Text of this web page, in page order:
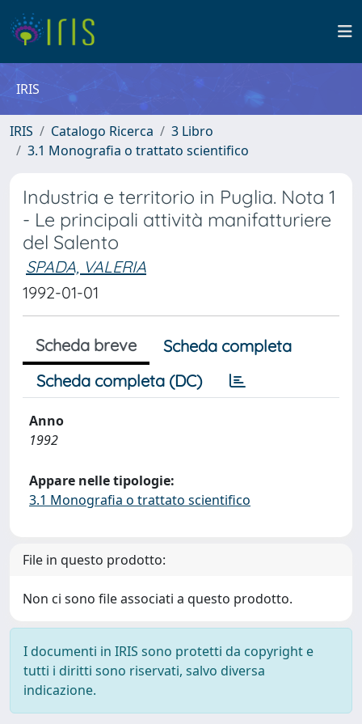
IRIS
IRIS Catalogo Ricerca
3 Libro
3.1 Monografia o trattato scientifico
Industria e territorio in Puglia. Nota 1
- Le principali attività manifatturiere
del Salento
SPADA, VALERIA
1992-01-01
Scheda breve
Scheda completa
Scheda completa (DC)
Anno
1992
Appare nelle tipologie:
3.1 Monografia o trattato scientifico
File in questo prodotto:
Non ci sono file associati a questo prodotto.
I documenti in IRIS sono protetti da copyright e
tutti i diritti sono riservati, salvo diversa
indicazione.